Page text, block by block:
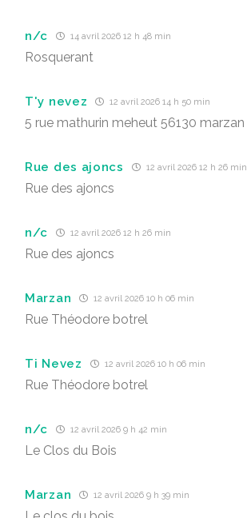
n/c 14 avril 2026 12 h 48 min
Rosquerant
T'y nevez 12 avril 2026 14 h 50 min
5 rue mathurin meheut 56130 marzan
Rue des ajoncs 12 avril 2026 12 h 26 min
Rue des ajoncs
n/c 12 avril 2026 12 h 26 min
Rue des ajoncs
Marzan 12 avril 2026 10 h 06 min
Rue Théodore botrel
Ti Nevez 12 avril 2026 10 h 06 min
Rue Théodore botrel
n/c 12 avril 2026 9 h 42 min
Le Clos du Bois
Marzan 12 avril 2026 9 h 39 min